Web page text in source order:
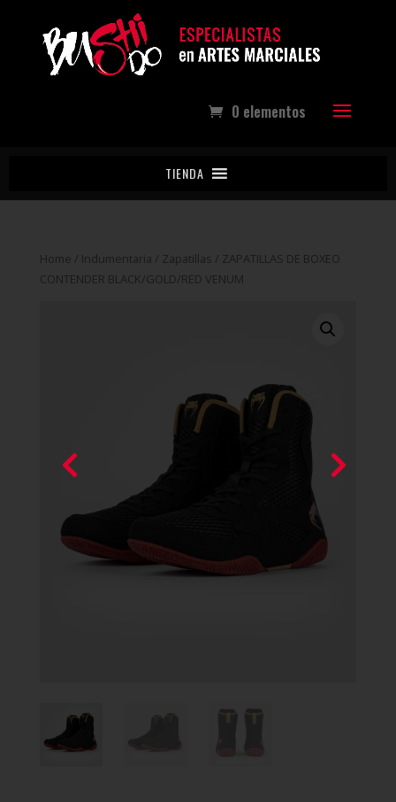
0 elementos
TIENDA
Home / Indumentaria / Zapatillas / ZAPATILLAS DE BOXEO
CONTENDER BLACK/GOLD/RED VENUM